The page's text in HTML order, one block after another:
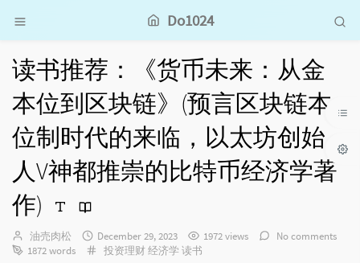
Do1024
读书推荐：《货币未来：从金
本位到区块链》(预言区块链本
位制时代的来临，以太坊创始
人V神都推崇的比特币经济学著
作)
Author：
油売肉松
发
布
December 29, 2023 1972 views
No comments
1872 words
Categories：
投资理财经济学 读书